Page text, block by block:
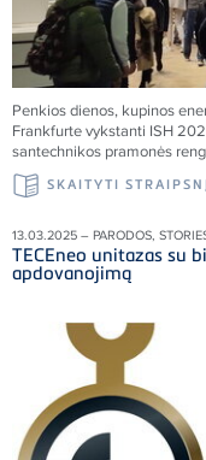
Penkios dienos, kupinos
Frankfurte vykstanti ISH
santechnikos pramonės
SKAITYTI
13.03.2025 – PARODOS,
TECEneo unitazas su
apdovanojimą